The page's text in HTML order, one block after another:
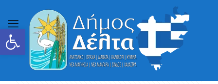
Ανοίξτε τη γραμμή εργαλείων